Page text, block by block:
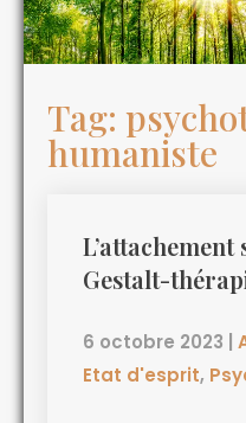
Tag:
humaniste
L’attachement
Gestalt-
6 octobre 2023
Etat d'esprit,